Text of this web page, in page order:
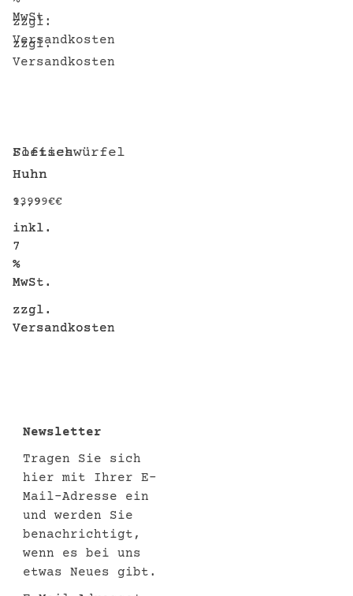
zzgl.
Versandkosten
MwSt.
zzgl.
Versandkosten
Fleischwürfel
Huhn
9,99€
inkl.
7
%
MwSt.
zzgl.
Versandkosten
Softies
Huhn
13,99€
inkl.
7
%
MwSt.
zzgl.
Versandkosten
Newsletter
Tragen Sie sich
hier mit Ihrer E-
Mail-Adresse ein
und werden Sie
benachrichtigt,
wenn es bei uns
etwas Neues gibt.